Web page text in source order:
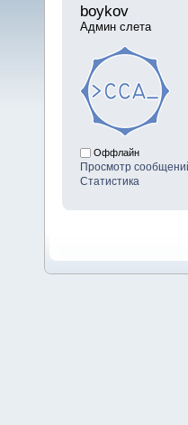
boykov
Админ слета
Оффлайн
Просмотр
Статистика